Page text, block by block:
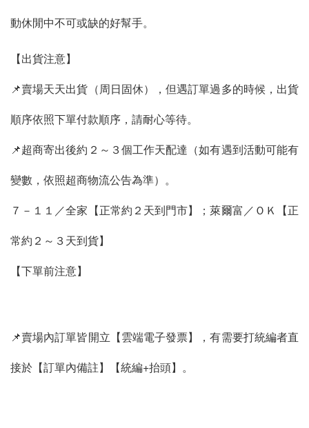
動休閒中不可或缺的好幫手。
【出貨注意】
📌賣場天天出貨（周日固休），但遇訂單過多的時候，出貨
順序依照下單付款順序，請耐心等待。
📌超商寄出後約２～３個工作天配達（如有遇到活動可能有
變數，依照超商物流公告為準）。
７－１１／全家【正常約２天到門市】；萊爾富／ＯＫ【正
常約２～３天到貨】
【下單前注意】
📌賣場內訂單皆開立【雲端電子發票】，有需要打統編者直
接於【訂單內備註】【統編+抬頭】。